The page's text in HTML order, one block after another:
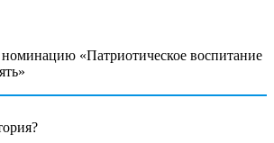
номинацию «Патриотическое воспитание